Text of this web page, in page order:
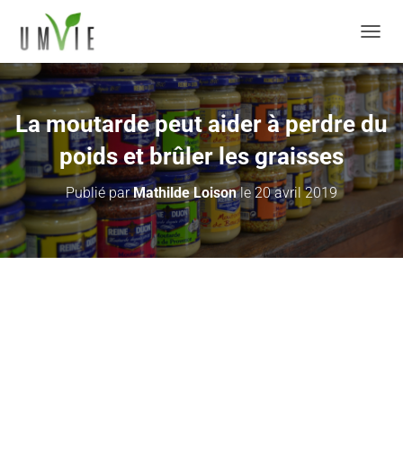
La moutarde peut aider à perdre du
poids et brûler les graisses
Publié parMathilde Loisonle 20 avril 2019